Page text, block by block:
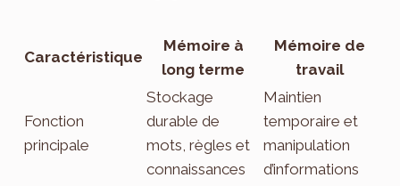
Caractéristique
Mémoire à
long terme
Mémoire de
travail
Fonction
principale
Stockage
durable de
mots, règles et
connaissances
Maintien
temporaire et
manipulation
d’informations